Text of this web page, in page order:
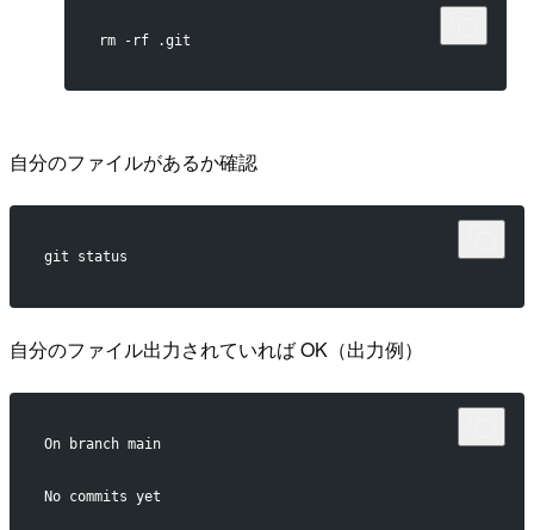
rm -rf .git
自分のファイルがあるか確認
git status
自分のファイル出力されていれば OK（出力例）
On branch main
No commits yet